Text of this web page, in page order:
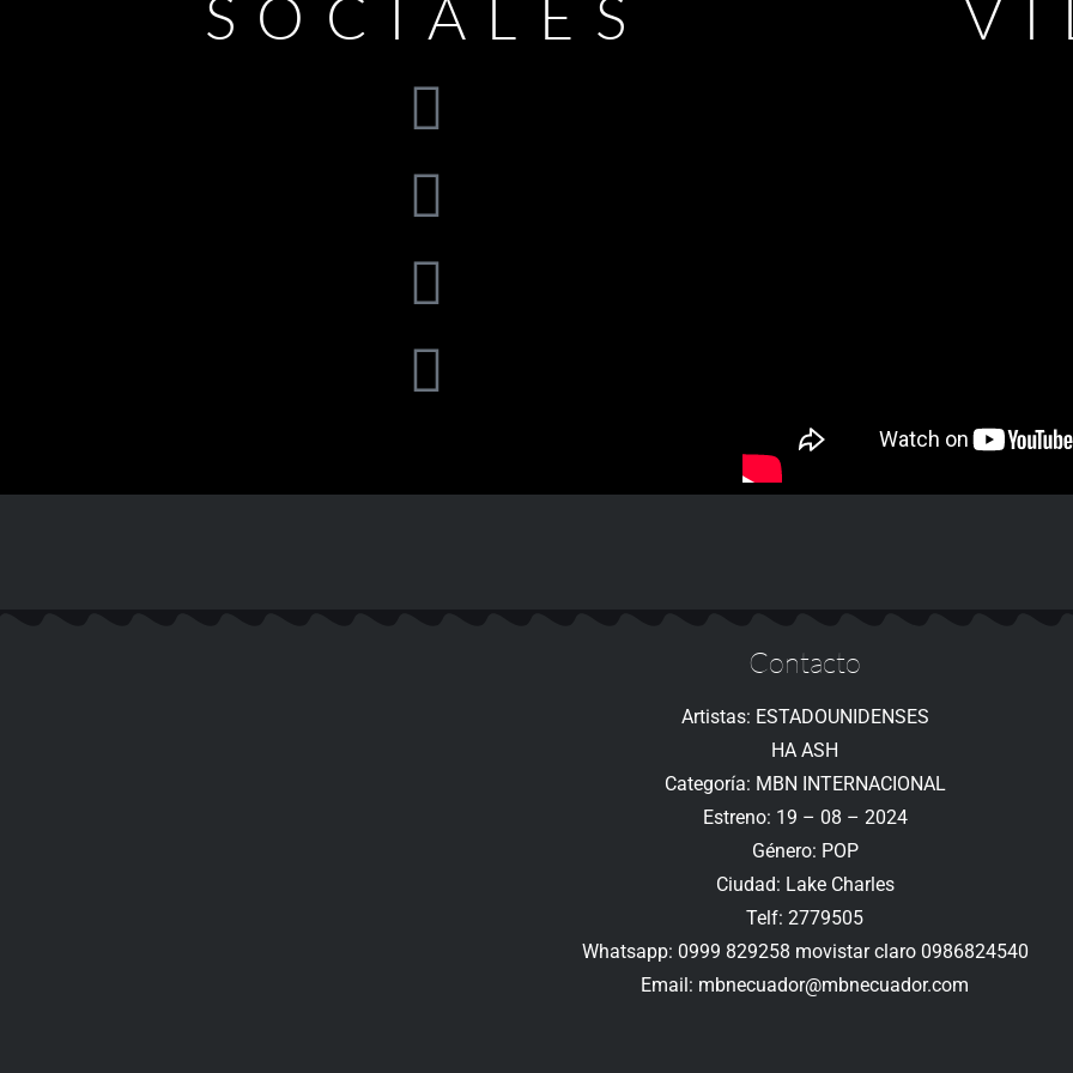
SOCIALES
Contacto
Artistas: ESTADOUNIDENSES
HA ASH
Categoría: MBN INTERNACIONAL
Estreno: 19 – 08 – 2024
Género: POP
Ciudad: Lake Charles
Telf: 2779505
Whatsapp: 0999 829258 movistar claro 0986824540
Email: mbnecuador@mbnecuador.com